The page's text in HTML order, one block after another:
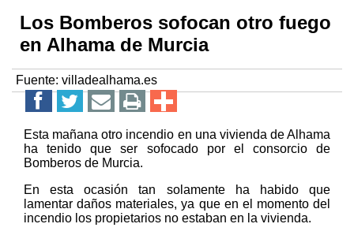
Los Bomberos sofocan otro fuego
en Alhama de Murcia
Fuente: villadealhama.es
Esta mañana otro incendio en una vivienda de Alhama
ha tenido que ser sofocado por el consorcio de
Bomberos de Murcia.
En esta ocasión tan solamente ha habido que
lamentar daños materiales, ya que en el momento del
incendio los propietarios no estaban en la vivienda.